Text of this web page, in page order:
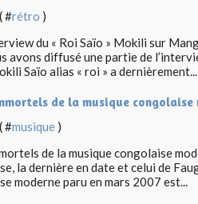
#rétro )
du « Roi Saïo » Mokili sur
avons diffusé une partie de
Saïo alias « roi » a dernièrement...
de la musique congolaise
#musique )
de la musique congolaise
la dernière en date et celui de
moderne paru en mars 2007 est...